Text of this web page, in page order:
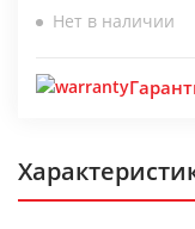
Нет в наличии